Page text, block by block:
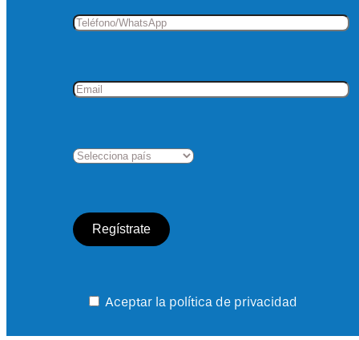
Aceptar la política de privacidad